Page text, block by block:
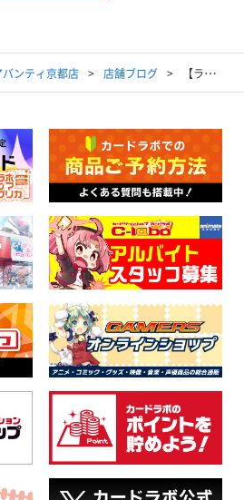
バンティ京都店 店舗ブログ 【ラブライブ！シリーズ オフィシャルカードゲーム】2025年6月30日開催ショップ大会結果発表【優勝デッキ】